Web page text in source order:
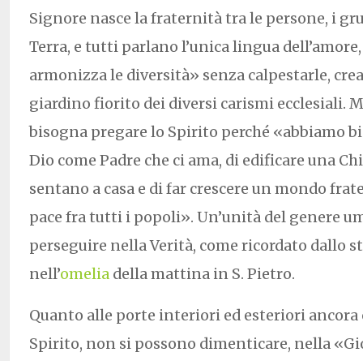
Signore nasce la fraternità tra le persone, i
Terra, e tutti parlano l’unica lingua
armonizza le diversità» senza calpestarle,
giardino fiorito dei diversi carismi ecclesiali.
bisogna pregare lo Spirito perché «abbiamo
Dio come Padre che ci ama, di edificare una
sentano a casa e di far crescere un mondo
pace fra tutti i popoli». Un’unità del genere
perseguire nella Verità, come ricordato dallo
nell’omelia della mattina in S. Pietro.
Quanto alle porte interiori ed esteriori ancora
Spirito, non si possono dimenticare, nella